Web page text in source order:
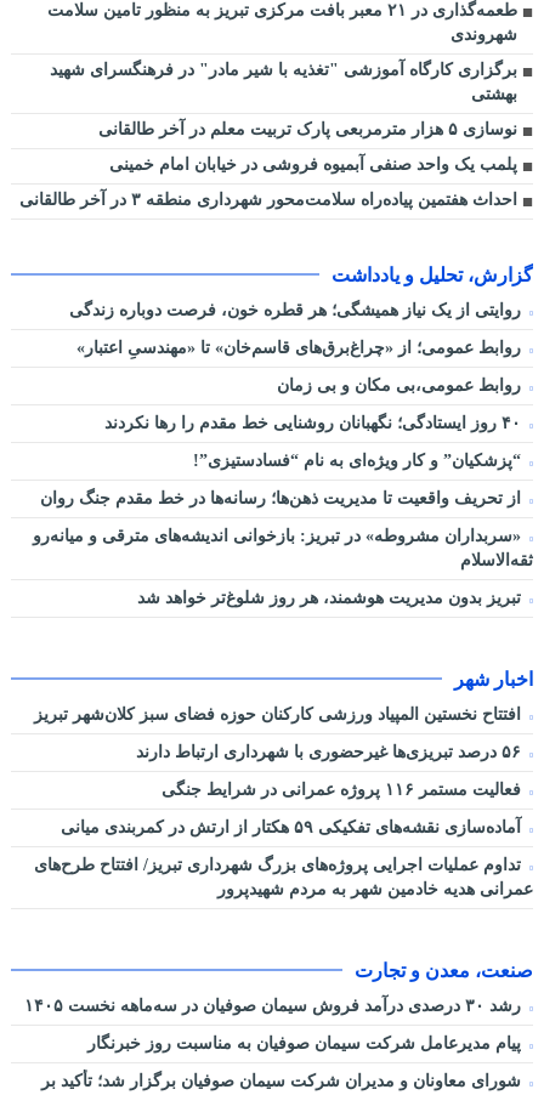
طعمه‌گذاری در ۲۱ معبر بافت مرکزی تبریز به منظور تامین سلامت
شهروندی
برگزاری کارگاه آموزشی "تغذیه با شیر مادر" در فرهنگسرای شهید
بهشتی
نوسازی ۵ هزار مترمربعی پارک تربیت معلم در آخر طالقانی
پلمب یک واحد صنفی آبمیوه فروشی در خیابان امام خمینی
احداث هفتمین پیاده‌راه سلامت‌محور شهرداری منطقه ۳ در آخر طالقانی
گزارش، تحلیل و یادداشت
روایتی از یک نیاز همیشگی؛ هر قطره خون، فرصت دوباره زندگی
روابط عمومی؛ از «چراغ‌برق‌های قاسم‌خان» تا «مهندسیِ اعتبار»
روابط عمومی،بی مکان و بی زمان
“پزشکیان” و کار ویژه‌ای به نام “فسادستیزی”!
از تحریف واقعیت تا مدیریت ذهن‌ها؛ رسانه‌ها در خط مقدم جنگ روان
«سربداران مشروطه» در تبریز: بازخوانی اندیشه‌های مترقی و میانه‌رو
ثقه‌الاسلام
تبریز بدون مدیریت هوشمند، هر روز شلوغ‌تر خواهد شد
اخبار شهر
افتتاح نخستین المپیاد ورزشی کارکنان حوزه فضای سبز کلان‌شهر تبریز
فعالیت مستمر ۱۱۶ پروژه عمرانی در شرایط جنگی
آماده‌سازی نقشه‌های تفکیکی ۵۹ هکتار از ارتش در کمربندی میانی
تداوم عملیات اجرایی پروژه‌های بزرگ شهرداری تبریز/ افتتاح طرح‌های
عمرانی هدیه خادمین شهر به مردم شهیدپرور
صنعت، معدن و تجارت
رشد ۳۰ درصدی درآمد فروش سیمان صوفیان در سه‌ماهه نخست ۱۴۰۵
پیام مدیرعامل شرکت سیمان صوفیان به مناسبت روز خبرنگار
شورای معاونان و مدیران شرکت سیمان صوفیان برگزار شد؛ تأکید بر